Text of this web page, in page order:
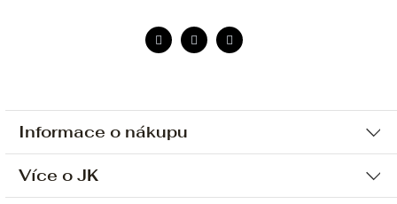
Informace o nákupu
Ochrana osobních údajů
Více o JK